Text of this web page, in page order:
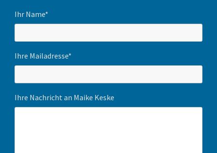
Ihr Name*
Ihre Mailadresse*
Ihre Nachricht an Maike Keske